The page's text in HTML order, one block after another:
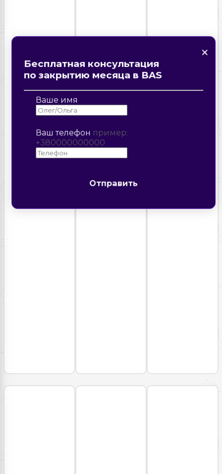
Отправить
Отправить
Отправить
×
Бесплатная консультация
по закрытию месяца в BAS
Ваше имя
Ваш телефон пример:
+380000000000
Отправить